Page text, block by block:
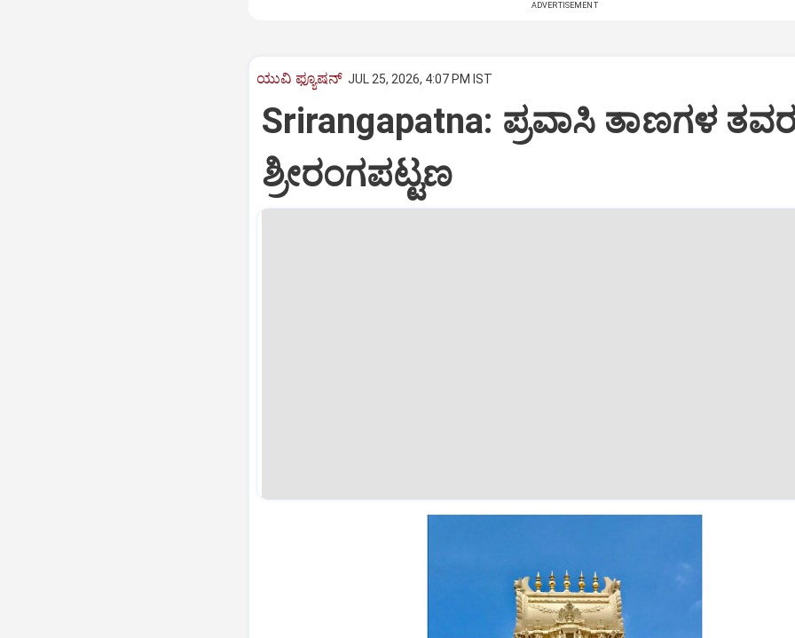
ADVERTISEMENT
ಯುವಿ ಫ್ಯೂಷನ್ JUL 25, 2026, 4:07 PM IST
Srirangapatna: ಪ್ರವಾಸಿ ತಾಣಗಳ
ಶ್ರೀರಂಗಪಟ್ಟಣ